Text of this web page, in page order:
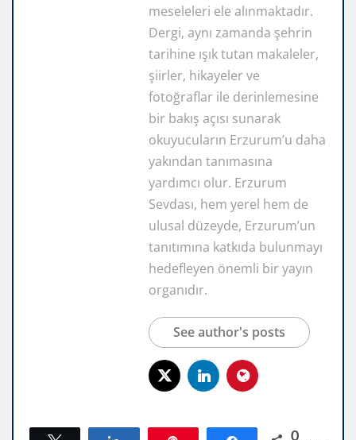
meseleleri ele alınmaktadır.
Dergi, aynı zamanda şehrin
tarihine ışık tutan makaleler,
şiirler, hikayeler ve
fotoğraflar ile derinlemesine
bir bakış açısı sunarak
okuyucuların Erzurum’u daha
yakından tanımasına
yardımcı olur. Erzurum
Sevdası, hem yerel hem de
ulusal düzeyde, Erzurum’un
tanıtımına katkıda bulunmayı
hedefleyen önemli bir yayın
organıdır.
See author's posts
0